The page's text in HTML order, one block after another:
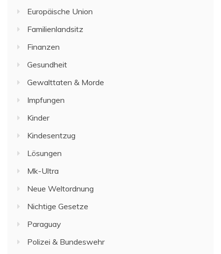
Europäische Union
Familienlandsitz
Finanzen
Gesundheit
Gewalttaten & Morde
Impfungen
Kinder
Kindesentzug
Lösungen
Mk-Ultra
Neue Weltordnung
Nichtige Gesetze
Paraguay
Polizei & Bundeswehr